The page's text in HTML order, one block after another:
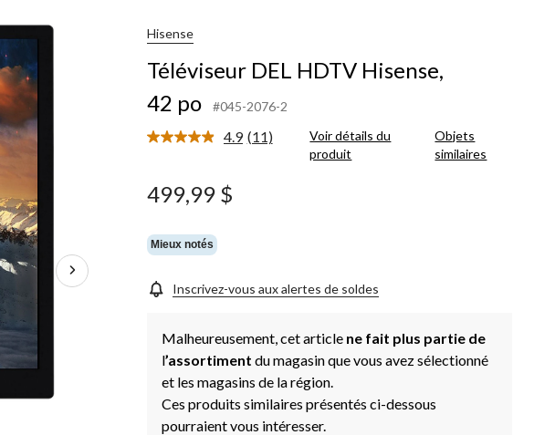
Hisense
Téléviseur DEL HDTV Hisense,
42 po
#045-2076-2
4.9 Lire
(11)
Voir détails du
produit
Objets
similaires
499,99 $
Mieux notés
Inscrivez-vous aux alertes de soldes
Malheureusement, cet article ne fait plus partie de
l’assortiment du magasin que vous avez sélectionné
et les magasins de la région.
Ces produits similaires présentés ci-dessous
pourraient vous intéresser.